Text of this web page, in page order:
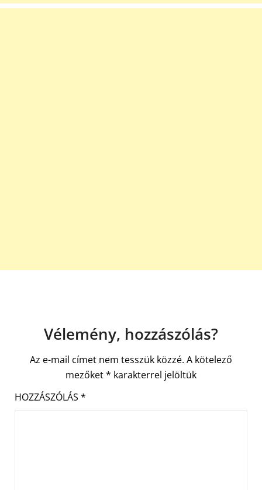
Vélemény, hozzászólás?
Az e-mail címet nem tesszük közzé. A kötelező
mezőket* karakterrel jelöltük
HOZZÁSZÓLÁS *